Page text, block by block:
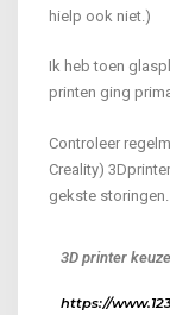
hielp ook niet.)
Ik heb toen
printen ging
Controleer
Creality)
gekste storingen.
3D printer
https://